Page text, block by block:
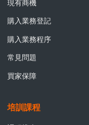
現有商機
購入業務登記
購入業務程序
常見問題
買家保障
培訓課程